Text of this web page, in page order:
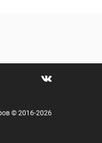
© 2016-2026